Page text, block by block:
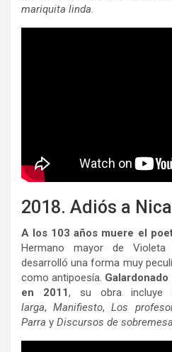
mariquita linda.
2018. Adiós a
A los 103 años muere el
Hermano mayor de
desarrolló una forma muy
como antipoesía.
en 2011, su obra incluye
larga,Manifiesto,Los
Parra y Discursos de sobremesa